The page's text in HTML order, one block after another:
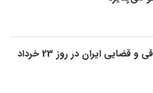
تحولات مهم حقوقی و قضایی ایران در روز 23 خرداد